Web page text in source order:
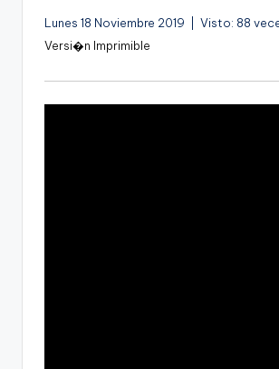
Lunes 18 Noviembre 2019 | Visto: 88
Versi�n Imprimible